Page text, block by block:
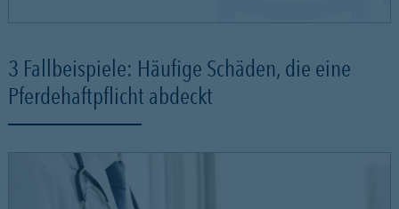
3 Fallbeispiele: Häufige Schäden, die eine
Pferdehaftpflicht abdeckt